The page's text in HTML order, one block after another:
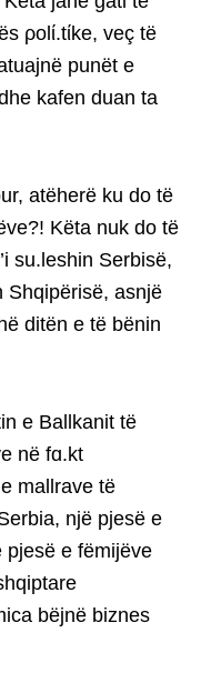
ρolί.tίke, veç të
punët e
kafen duan ta
atëherë ku do të
Këta nuk do të
su.leshin Serbisë,
Shqipërisë, asnjë
ditën e të bënin
e Ballkanit të
në fɑ.kt
mallrave të
një pjesë e
pjesë e fëmijëve
bëjnë biznes